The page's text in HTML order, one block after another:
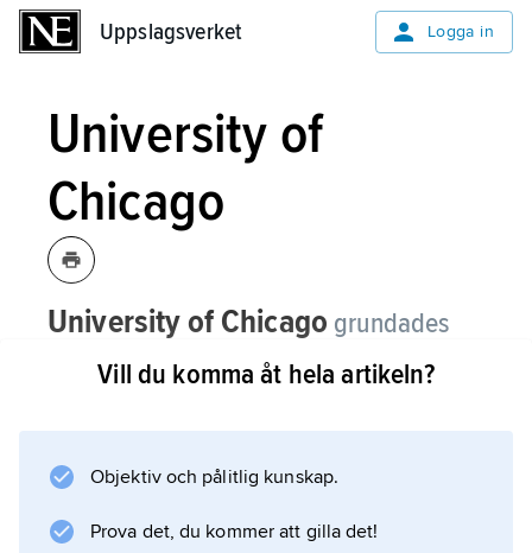
Uppslagsverket Logga in
University of
Chicago
University of Chicago grundades
som privat högre läroanstalt 1892.
genom att efter tysk förebild skapa ett
årigt college och en
Vill du komma åt hela artikeln?
Objektiv och pålitlig kunskap.
Prova det, du kommer att gilla det!